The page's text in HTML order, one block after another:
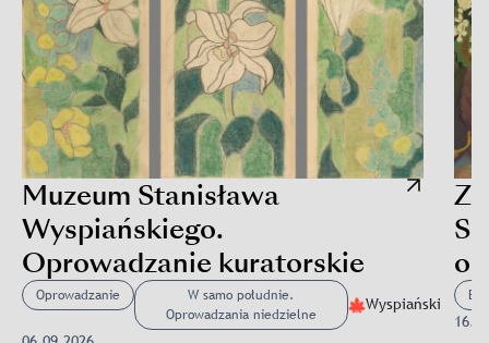
Muzeum Stanisława
Wyspiańskiego.
Oprowadzanie kuratorskie
Oprowadzanie
W samo południe.
Oprowadzania niedzielne
Wyspiański
Z